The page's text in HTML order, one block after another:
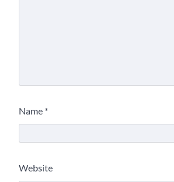
Name *
Website